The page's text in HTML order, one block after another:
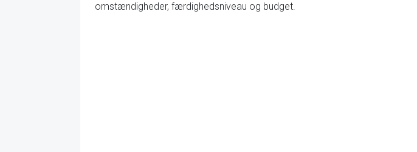
omstændigheder, færdighedsniveau og budget.